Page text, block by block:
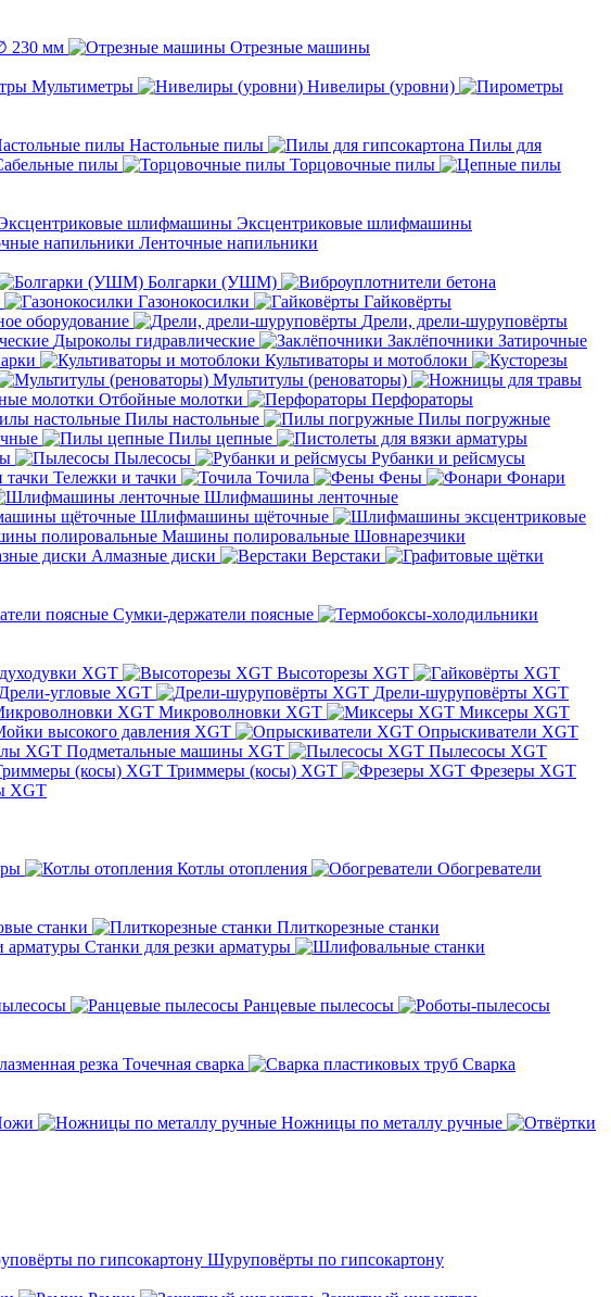
230 мм
Отрезные машины
Мультиметры
Нивелиры (уровни)
Настольные пилы
Пилы для
пилы
Торцовочные пилы
Эксцентриковые шлифмашины
Ленточные напильники
Болгарки (УШМ)
Газонокосилки
Гайковёрты
оборудование
Дрели, дрели-шуруповёрты
Дыроколы гидравлические Заклёпочники Затирочные
Культиваторы и мотоблоки
Мультитулы (реноваторы)
Отбойные молотки
Перфораторы
Пилы настольные
Пилы погружные
Пилы цепные
Пылесосы
Рубанки и рейсмусы
Тележки и тачки Точила Фены
Фонари
Шлифмашины ленточные
Шлифмашины щёточные
Машины полировальные Шовнарезчики
Алмазные диски
Верстаки
Сумки-держатели поясные
XGT
Высоторезы XGT
Дрели-угловые XGT
Дрели-шуруповёрты XGT
Микроволновки XGT
Миксеры XGT
высокого давления XGT
Опрыскиватели XGT
XGT Подметальные машины XGT
Пылесосы XGT
Триммеры (косы) XGT
Фрезеры XGT
XGT
Котлы отопления
Обогреватели
станки
Плиткорезные станки
арматуры Станки для резки арматуры
Ранцевые пылесосы
резка Точечная сварка
Cварка
Ножницы по металлу ручные
Шуруповёрты по гипсокартону